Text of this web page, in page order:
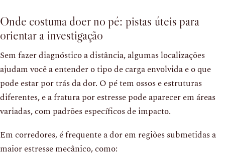
Onde costuma doer no pé: pistas úteis para
orientar a investigação
Sem fazer diagnóstico a distância, algumas localizações
ajudam você a entender o tipo de carga envolvida e o que
pode estar por trás da dor. O pé tem ossos e estruturas
diferentes, e a fratura por estresse pode aparecer em áreas
variadas, com padrões específicos de impacto.
Em corredores, é frequente a dor em regiões submetidas a
maior estresse mecânico, como: